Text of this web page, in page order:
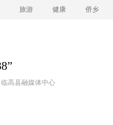
旅游 健康 侨乡
临高县融媒体中心